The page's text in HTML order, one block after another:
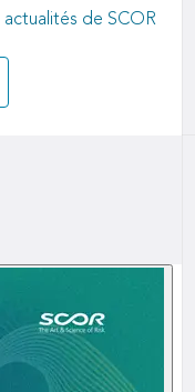
actualités de SCOR